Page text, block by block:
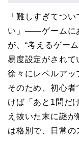
「難しすぎてつ
い」——ゲームに
が、“考えるゲー
易度設定がされて
徐々にレベルアッ
そのため、初心
けば「あと1問だ
え抜いた末に謎が
は格別で、日常の